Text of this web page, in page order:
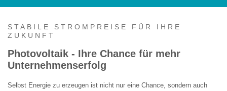
STABILE STROMPREISE FÜR IHRE
ZUKUNFT
Photovoltaik - Ihre Chance für mehr
Unternehmenserfolg
Selbst Energie zu erzeugen ist nicht nur eine Chance, sondern auch